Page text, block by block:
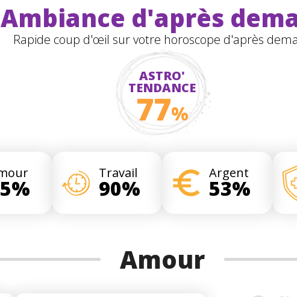
Ambiance d'après
Rapide coup d'œil sur votre horoscope d'après
ASTRO'
TENDANCE
77%
Travail
90%
Argent
53%
Amour